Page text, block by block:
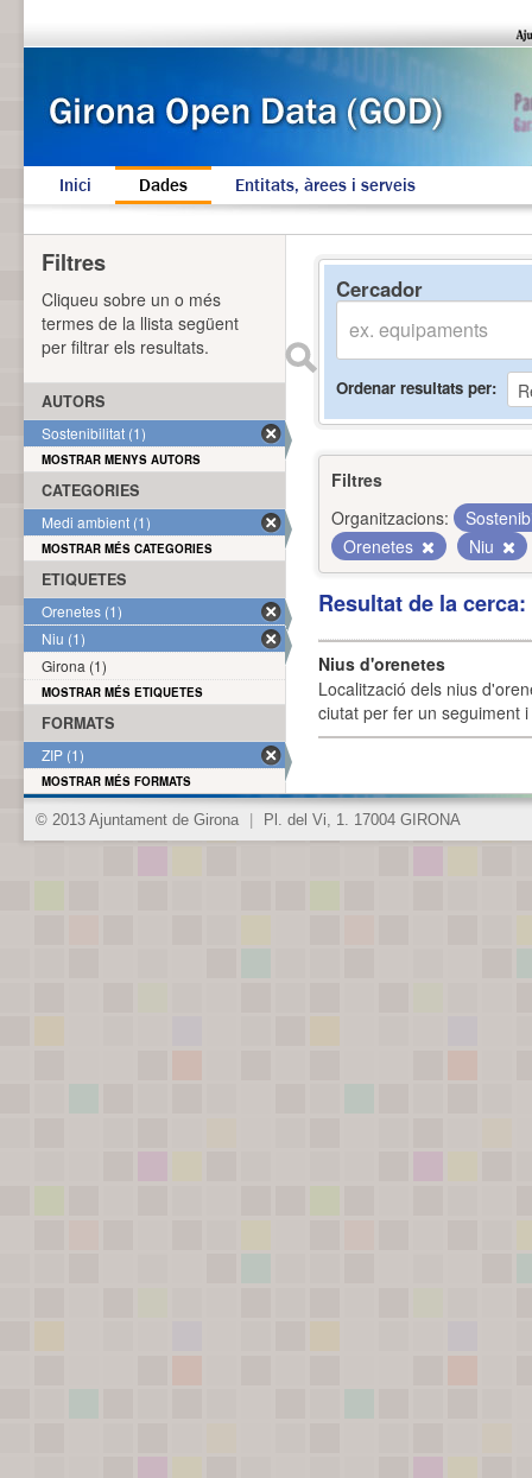
Inici Dades Entitats, àrees i serveis
Cercador
Ordenar resultats per
Filtres
Organitzacions:
Orenetes
Niu
Resultat de la
Nius d'orenetes
Localització dels nius
ciutat per fer un seguiment
Filtres
Cliqueu sobre un o més
termes de la llista següent
per filtrar els resultats.
AUTORS
Sostenibilitat (1)
MOSTRAR MENYS AUTORS
CATEGORIES
Medi ambient (1)
MOSTRAR MÉS CATEGORIES
ETIQUETES
Orenetes (1)
Niu (1)
Girona (1)
MOSTRAR MÉS ETIQUETES
FORMATS
ZIP (1)
MOSTRAR MÉS FORMATS
© 2013 Ajuntament de Girona Pl. del Vi, 1. 17004 GIRONA